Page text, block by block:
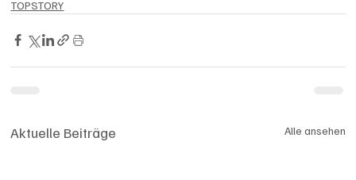
TOPSTORY
Aktuelle Beiträge Alle ansehen